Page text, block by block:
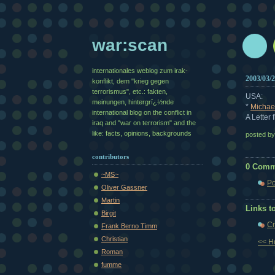
2003/03/
USA:
*
A Letter
posted
0
Links
<<
war:scan
internationales weblog zum irak-
konflikt, dem "krieg gegen
terrorismus", etc.: fakten,
meinungen, hintergrï¿½nde
international blog on the conflict in
iraq and "war on terrorism" and the
like: facts, opinions, backgrounds
contributors
~MS~
Oliver Gassner
Martin
Birgit
Frank Berno Timm
Christian
Roman
fumme